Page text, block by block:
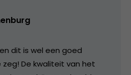
dit is wel een goed
De kwaliteit van het